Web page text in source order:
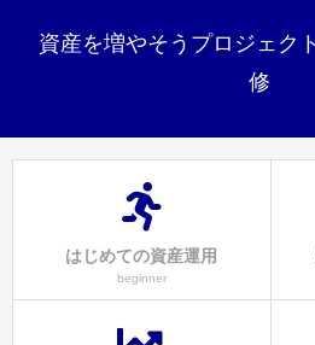
資産を増やそうプロジェク
修
はじめての資産運用
beginner